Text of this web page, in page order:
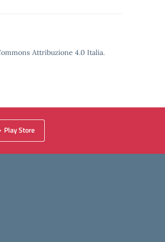
Attribuzione 4.0 Italia.
Play Store